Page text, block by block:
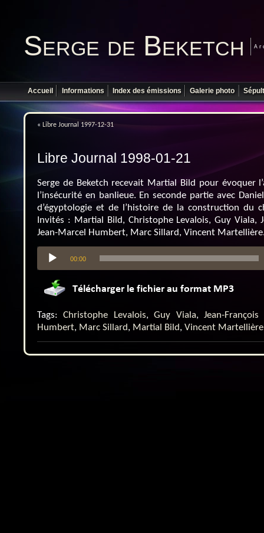
Serge de Beketch
Accueil Informations Index des émissions Galerie photo
« Libre Journal 1997-12-31
Libre Journal 1998-01-21
Serge de Beketch recevait Martial Bild pour évoquer
l’insécurité en banlieue. En seconde partie avec
d’égyptologie et de l’histoire de la construction du
Invités : Martial Bild, Christophe Levalois, Guy Viala,
Jean-Marcel Humbert, Marc Sillard, Vincent
Lecteur
audio
00:00
Tags:Christophe Levalois,Guy Viala,Jean-François
Humbert, Marc Sillard, Martial Bild, Vincent Martellière